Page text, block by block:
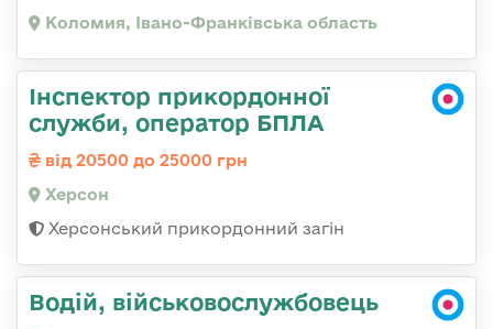
Коломия, Івано-Франківська область
Інспектор прикордонної
служби, оператор БПЛА
від 20500 до 25000 грн
Херсон
Херсонський прикордонний загін
Водій, військовослужбовець